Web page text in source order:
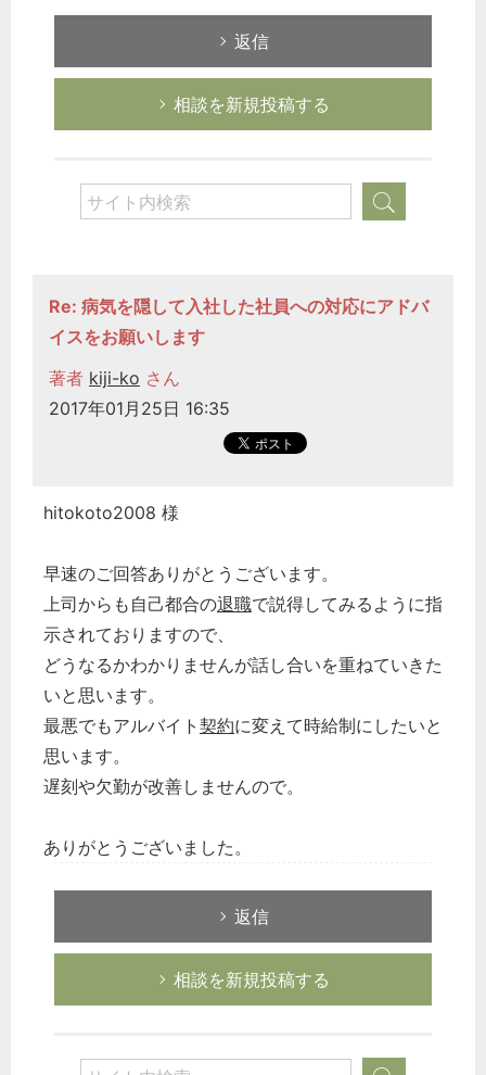
返信
相談を新規投稿する
Re: 病気を隠して入社した社員への対応にアドバ
イスをお願いします
著者 kiji-ko さん
2017年01月25日 16:35
hitokoto2008 様
早速のご回答ありがとうございます。
上司からも自己都合の退職で説得してみるように指
示されておりますので、
どうなるかわかりませんが話し合いを重ねていきた
いと思います。
最悪でもアルバイト 契約に変えて時給制にしたいと
思います。
遅刻や欠勤が改善しませんので。
ありがとうございました。
返信
相談を新規投稿する
どのカテゴリーに投稿しますか？
労務管理
企業法務
秘書のノウハウ